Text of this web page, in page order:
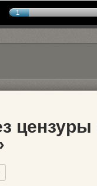
1
цензуры